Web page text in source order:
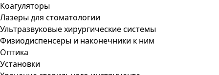
Коагуляторы
Лазеры для стоматологии
Ультразвуковые хирургические системы
Физиодиспенсеры и наконечники к ним
Оптика
Установки